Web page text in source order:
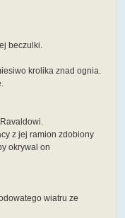
beczulki.
krolika znad ognia.
z jej ramion zdobiony
okrywal on
wiatru ze